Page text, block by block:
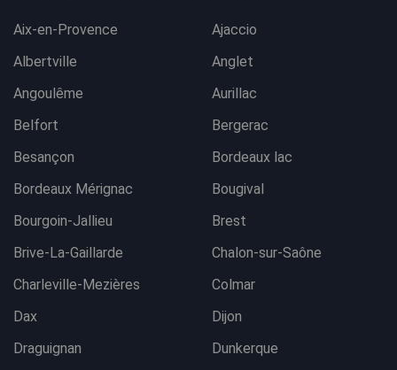
Aix-en-Provence
Ajaccio
Albertville
Anglet
Angoulême
Aurillac
Belfort
Bergerac
Besançon
Bordeaux lac
Bordeaux Mérignac
Bougival
Bourgoin-Jallieu
Brest
Brive-La-Gaillarde
Chalon-sur-Saône
Charleville-Mezières
Colmar
Dax
Dijon
Draguignan
Dunkerque